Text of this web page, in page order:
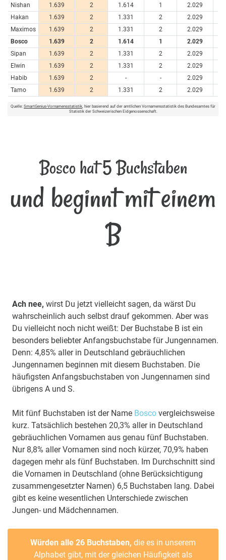
Nishan
1.639 2 1.614 1
2.029
Hakan
1.639 2 1.331 2
2.029
Maximos
1.639 2 1.331 2
2.029
Bosco
1.639 2 1.614 1
2.029
Sipan
1.639 2 1.331 2
2.029
Elwin
1.639 2 1.331 2
2.029
Habib
1.639 2 - -
2.029
Tamo
1.639 2 1.331 2 2.029
Quelle: SmartGenius-Vornamensstatistik , hier basierend auf der amtlichen Vornamensstatistik des Bundesamtes für
Statistik der Schweizerischen Eidgenossenschaft.
Bosco hat 5 Buchstaben
und beginnt mit einem
B
Ach nee, wirst Du jetzt vielleicht sagen, da wärst Du
wahrscheinlich auch selbst drauf gekommen. Aber was
Du vielleicht noch nicht weißt: Der Buchstabe B ist ein
besonders beliebter Anfangsbuchstabe für Jungennamen.
Denn: 4,85% aller in Deutschland gebräuchlichen
Jungennamen beginnen mit diesem Buchstaben. Die
häufigsten Anfangsbuchstaben von Jungennamen sind
übrigens A und S.
Mit fünf Buchstaben ist der Name Bosco vergleichsweise
kurz. Tatsächlich bestehen 20,3% aller in Deutschland
gebräuchlichen Vornamen aus genau fünf Buchstaben.
Nur 8,8% aller Vornamen sind noch kürzer, 70,9% haben
dagegen mehr als fünf Buchstaben. Im Durchschnitt sind
die Vornamen in Deutschland (ohne Berücksichtigung
zusammengesetzter Namen) 6,5 Buchstaben lang. Dabei
gibt es keine wesentlichen Unterschiede zwischen
Jungen- und Mädchennamen.
Würden alle 26 Buchstaben, die es in unserem
Alphabet gibt, mit der gleichen Häufigkeit als